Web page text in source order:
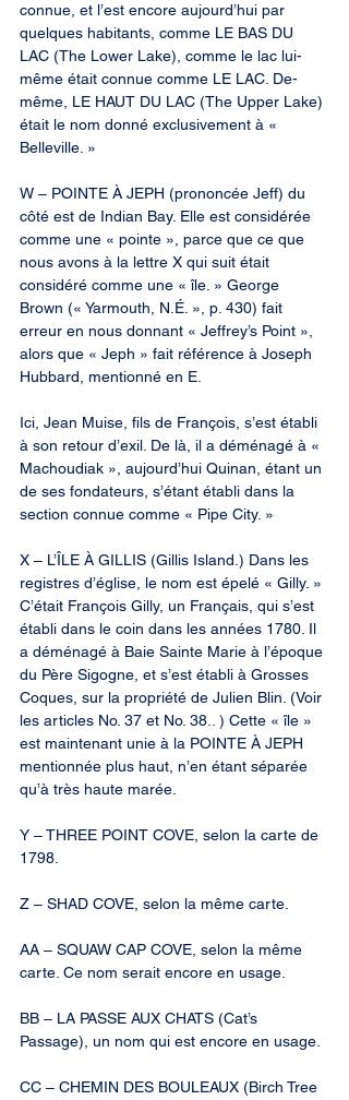
connue, et l’est encore aujourd’hui par
quelques habitants, comme LE BAS DU
LAC (The Lower Lake), comme le lac lui-
même était connue comme LE LAC. De-
même, LE HAUT DU LAC (The Upper Lake)
était le nom donné exclusivement à «
Belleville. »
W – POINTE À JEPH (prononcée Jeff) du
côté est de Indian Bay. Elle est considérée
comme une « pointe », parce que ce que
nous avons à la lettre X qui suit était
considéré comme une « île. » George
Brown (« Yarmouth, N.É. », p. 430) fait
erreur en nous donnant « Jeffrey’s Point »,
alors que « Jeph » fait référence à Joseph
Hubbard, mentionné en E.
Ici, Jean Muise, fils de François, s’est établi
à son retour d’exil. De là, il a déménagé à «
Machoudiak », aujourd’hui Quinan, étant un
de ses fondateurs, s’étant établi dans la
section connue comme « Pipe City. »
X – L’ÎLE À GILLIS (Gillis Island.) Dans les
registres d’église, le nom est épelé « Gilly. »
C’était François Gilly, un Français, qui s’est
établi dans le coin dans les années 1780. Il
a déménagé à Baie Sainte Marie à l’époque
du Père Sigogne, et s’est établi à Grosses
Coques, sur la propriété de Julien Blin. (Voir
les articles No. 37 et No. 38.. ) Cette « île »
est maintenant unie à la POINTE À JEPH
mentionnée plus haut, n’en étant séparée
qu’à très haute marée.
Y – THREE POINT COVE, selon la carte de
1798.
Z – SHAD COVE, selon la même carte.
AA – SQUAW CAP COVE, selon la même
carte. Ce nom serait encore en usage.
BB – LA PASSE AUX CHATS (Cat’s
Passage), un nom qui est encore en usage.
CC – CHEMIN DES BOULEAUX (Birch Tree